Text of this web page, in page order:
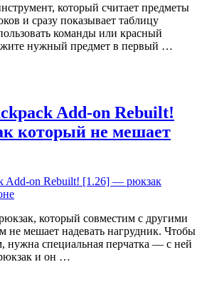
который считает предметы
и сразу показывает таблицу
команды или красный
нужный предмет в первый …
Add-on Rebuilt!
который не мешает
который совместим с другими
не мешает надевать нагрудник. Чтобы
нужна специальная перчатка — с ней
и он …